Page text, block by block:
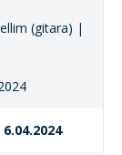
(gitara) |